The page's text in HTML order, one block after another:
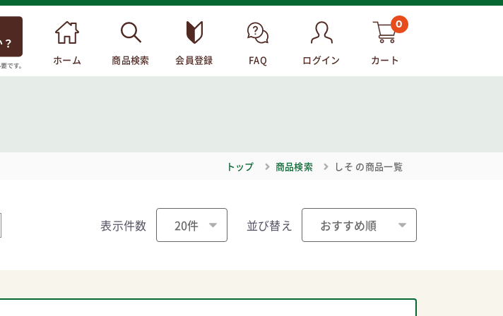
ホーム 商品検索 会員登録 FAQ ログイン
0
カート
トップ 商品検索 しそ の商品一覧
表示件数 並び替え